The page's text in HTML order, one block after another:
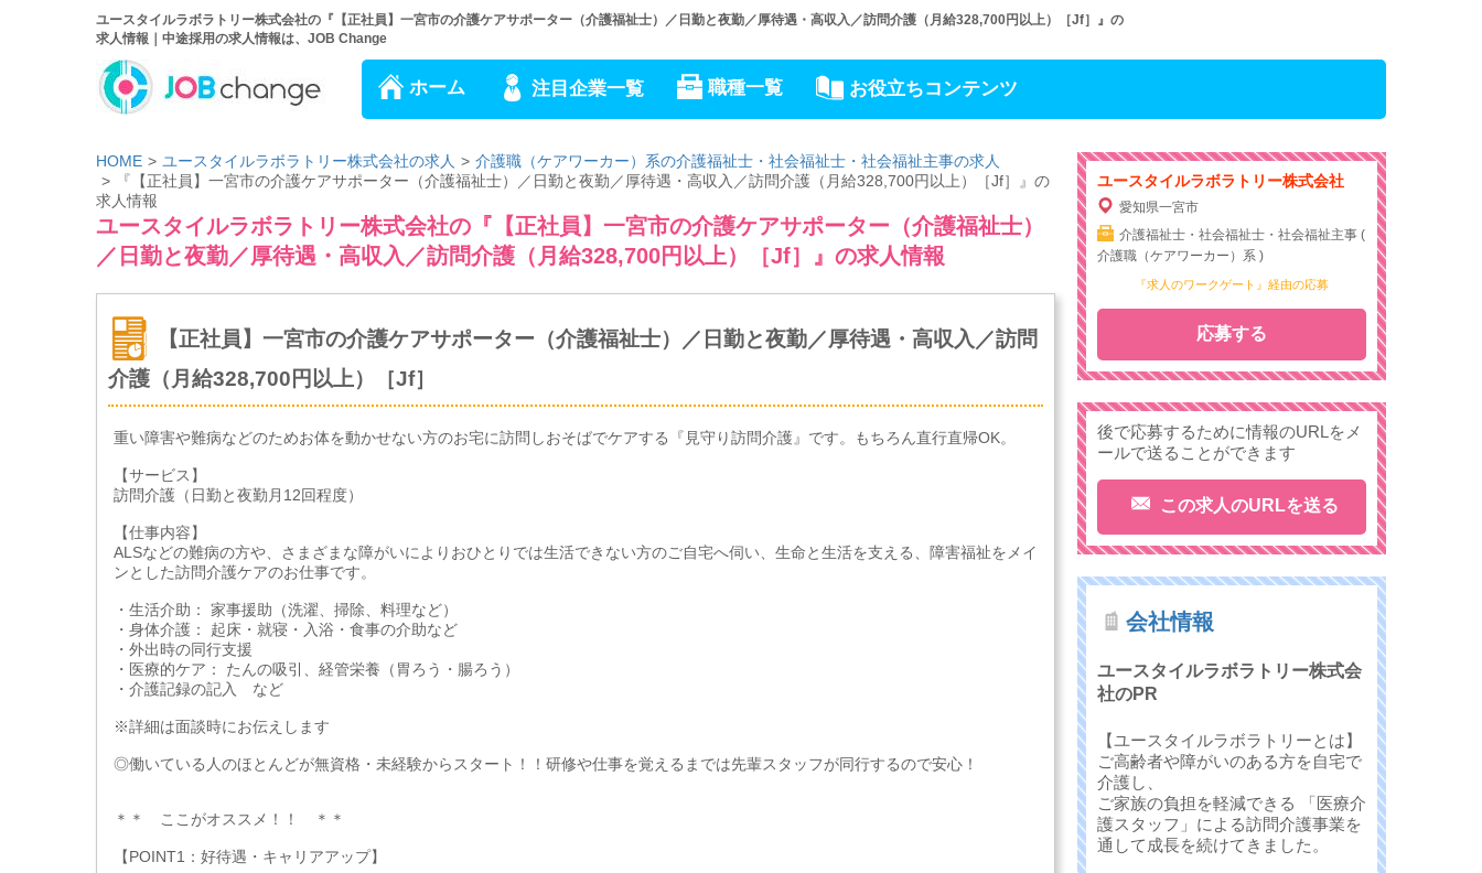
ユースタイルラボラトリー株式会社の『【正社員】一宮市の介護ケアサポーター（介護福祉士）／日勤と夜勤／厚待遇・高収入／訪問介護（月給328,700円以上）［Jf］』の
求人情報｜中途採用の求人情報は、JOB Change
ホーム 注目企業一覧 職種一覧 お役立ちコンテンツ
HOME ユースタイルラボラトリー株式会社の求人
介護職（ケアワーカー）系の介護福祉士・社会福祉士・社会福祉主事の求人
『【正社員】一宮市の介護ケアサポーター（介護福祉士）／日勤と夜勤／厚待遇・高収入／訪問介護（月給328,700円以上）［Jf］』の
求人情報
ユースタイルラボラトリー株式会社の『【正社員】一宮市の介護ケアサポーター（介護福祉士）
／日勤と夜勤／厚待遇・高収入／訪問介護（月給328,700円以上）［Jf］』の求人情報
【正社員】一宮市の介護ケアサポーター（介護福祉士）／日勤と夜勤／厚待遇・高収入／訪問
介護（月給328,700円以上）［Jf］
重い障害や難病などのためお体を動かせない方のお宅に訪問しおそばでケアする『見守り訪問介護』です。もちろん直行直帰OK。
【サービス】
訪問介護（日勤と夜勤月12回程度）
【仕事内容】
ALSなどの難病の方や、さまざまな障がいによりおひとりでは生活できない方のご自宅へ伺い、生命と生活を支える、障害福祉をメイ
ンとした訪問介護ケアのお仕事です。
・生活介助： 家事援助（洗濯、掃除、料理など）
・身体介護： 起床・就寝・入浴・食事の介助など
・外出時の同行支援
・医療的ケア： たんの吸引、経管栄養（胃ろう・腸ろう）
・介護記録の記入 など
※詳細は面談時にお伝えします
◎働いている人のほとんどが無資格・未経験からスタート！！研修や仕事を覚えるまでは先輩スタッフが同行するので安心！
＊＊ ここがオススメ！！ ＊＊
【POINT1：好待遇・キャリアアップ】
ユースタイルラボラトリー株式会社
愛知県一宮市
介護福祉士・社会福祉士・社会福祉主事 (
介護職（ケアワーカー）系 )
『求人のワークゲート』経由の応募
応募する
後で応募するために情報のURLをメ
ールで送ることができます
この求人のURLを送る
会社情報
ユースタイルラボラトリー株式会
社のPR
【ユースタイルラボラトリーとは】
ご高齢者や障がいのある方を自宅で
介護し、
ご家族の負担を軽減できる 「医療介
護スタッフ」による訪問介護事業を
通して成長を続けてきました。